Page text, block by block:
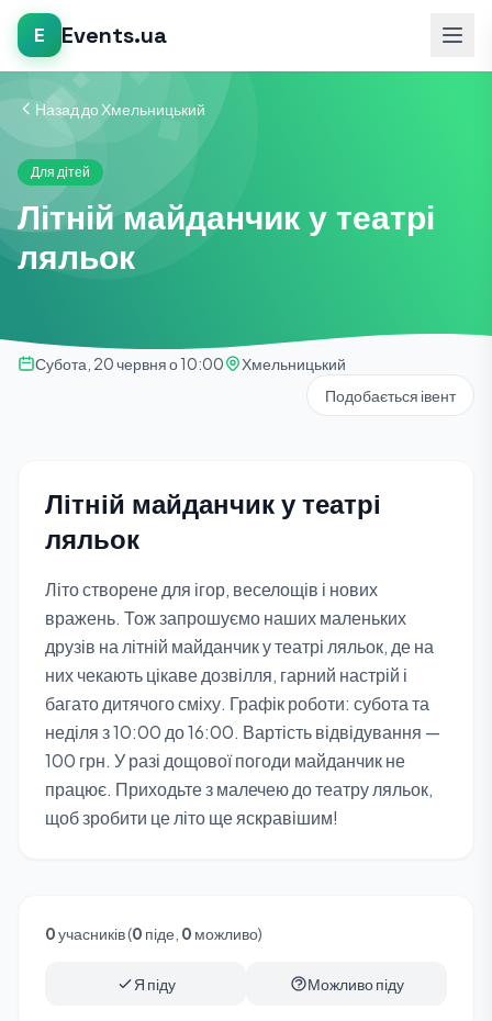
E Events.ua
Назад до Хмельницький
Для дітей
Літній майданчик у театрі
ляльок
Субота, 20 червня о 10:00
Хмельницький
Подобається івент
Літній майданчик у театрі
ляльок
Літо створене для ігор, веселощів і нових
вражень. Тож запрошуємо наших маленьких
друзів на літній майданчик у театрі ляльок, де на
них чекають цікаве дозвілля, гарний настрій і
багато дитячого сміху. Графік роботи: субота та
неділя з 10:00 до 16:00. Вартість відвідування —
100 грн. У разі дощової погоди майданчик не
працює. Приходьте з малечею до театру ляльок,
щоб зробити це літо ще яскравішим!
0учасників (0 піде, 0 можливо)
Я піду Можливо піду